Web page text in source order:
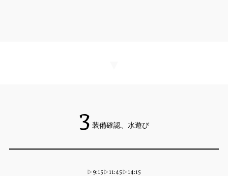
3 装備確認、水遊び
▷9:15▷11:45▷14:15